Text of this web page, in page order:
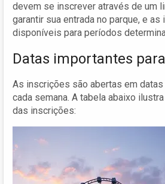
devem se inscrever através de um
garantir sua entrada no parque, e
disponíveis para períodos
Datas importantes
As inscrições são abertas em
cada semana. A tabela abaixo
das inscrições: